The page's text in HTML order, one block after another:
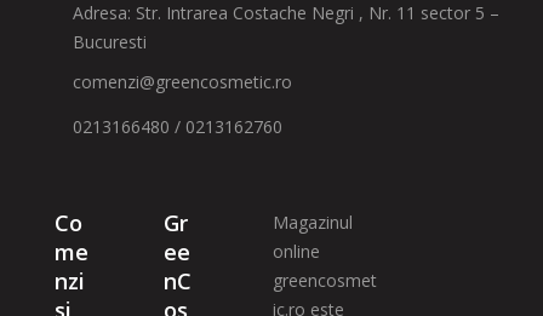
Adresa: Str. Intrarea Costache Negri , Nr. 11 sector 5 –
Bucuresti
comenzi@greencosmetic.ro
0213166480 / 0213162760
Co
me
nzi
Gr
ee
nC
Magazinul
online
greencosmet
ic.ro este